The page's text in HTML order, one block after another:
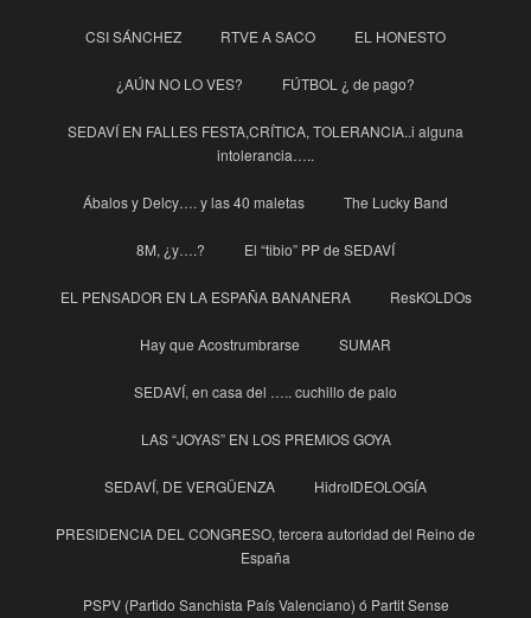
CSI SÁNCHEZ RTVE A SACO EL HONESTO
¿AÚN NO LO VES? FÚTBOL ¿ de pago?
SEDAVÍ EN FALLES FESTA,CRÍTICA, TOLERANCIA..i alguna
intolerancia…..
Ábalos y Delcy…. y las 40 maletas The Lucky Band
8M, ¿y….? El “tibio” PP de SEDAVÍ
EL PENSADOR EN LA ESPAÑA BANANERA ResKOLDOs
Hay que Acostrumbrarse SUMAR
SEDAVÍ, en casa del ….. cuchillo de palo
LAS “JOYAS” EN LOS PREMIOS GOYA
SEDAVÍ, DE VERGÜENZA HidroIDEOLOGÍA
PRESIDENCIA DEL CONGRESO, tercera autoridad del Reino de
España
PSPV (Partido Sanchista País Valenciano) ó Partit Sense